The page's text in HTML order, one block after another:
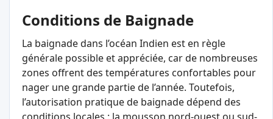
Conditions de Baignade
La baignade dans l’océan Indien est en règle
générale possible et appréciée, car de nombreuses
zones offrent des températures confortables pour
nager une grande partie de l’année. Toutefois,
l’autorisation pratique de baignade dépend des